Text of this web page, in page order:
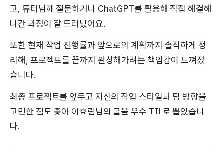
고, 튜터님께 질문하거나 ChatGPT를 활용해 직접 해결해
나간 과정이 잘 드러났어요.
또한 현재 작업 진행률과 앞으로의 계획까지 솔직하게 정
리해, 프로젝트를 끝까지 완성해가려는 책임감이 느껴졌
습니다.
최종 프로젝트를 앞두고 자신의 작업 스타일과 팀 방향을
고민한 점도 좋아 이효림님의 글을 우수 TIL로 뽑았습니
다.